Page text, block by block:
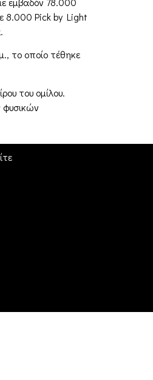
8.000 Pick by Light
το οποίο τέθηκε
του ομίλου.